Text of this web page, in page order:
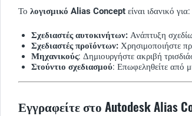
Το λογισμικό Alias Concept είναι ιδανικό για:
Σχεδιαστές αυτοκινήτων: Ανάπτυξη
Σχεδιαστές προϊόντων: Χρησιμοποιήστε
Μηχανικούς: Δημιουργήστε ακριβή
Στούντιο σχεδιασμού: Επωφεληθείτε από
Εγγραφείτε στο Autodesk Alias